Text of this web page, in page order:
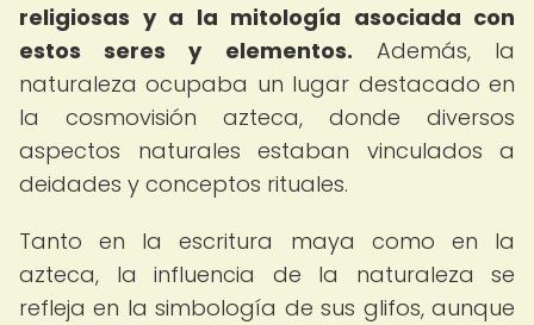
religiosas y a la mitología asociada con
estos seres y elementos. Además, la
naturaleza ocupaba un lugar destacado en
la cosmovisión azteca, donde diversos
aspectos naturales estaban vinculados a
deidades y conceptos rituales.
Tanto en la escritura maya como en la
azteca, la influencia de la naturaleza se
refleja en la simbología de sus glifos, aunque